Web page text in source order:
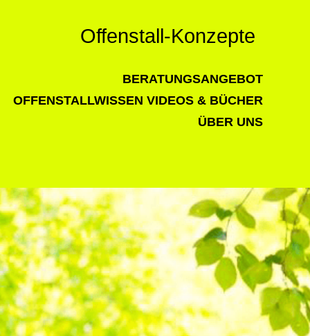
Offenstall-Konzepte
BERATUNGSANGEBOT
OFFENSTALLWISSEN VIDEOS & BÜCHER
ÜBER UNS